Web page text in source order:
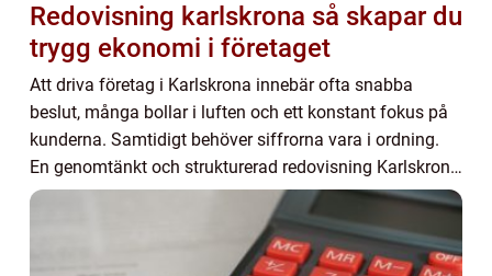
Redovisning karlskrona så skapar du
trygg ekonomi i företaget
Att driva företag i Karlskrona innebär ofta snabba
beslut, många bollar i luften och ett konstant fokus på
kunderna. Samtidigt behöver siffrorna vara i ordning.
En genomtänkt och strukturerad redovisning Karlskrona
ger inte bara kontroll över ekonomi...